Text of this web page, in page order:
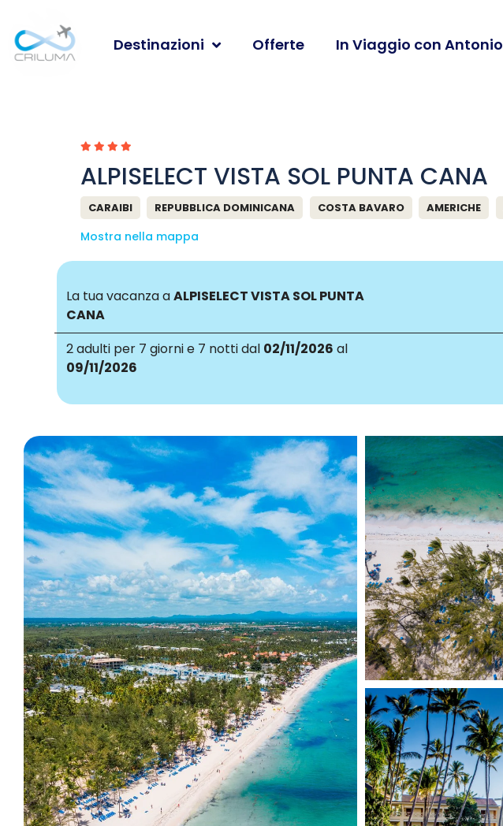
Destinazioni Offerte In Viaggio con Antonio
ALPISELECT VISTA SOL PUNTA CANA
CARAIBI REPUBBLICA DOMINICANA COSTA BAVARO AMERICHE
Mostra nella mappa
La tua vacanza aALPISELECT VISTA SOL PUNTA
CANA
2 adulti per 7 giorni e 7 notti dal 02/11/2026 al
09/11/2026